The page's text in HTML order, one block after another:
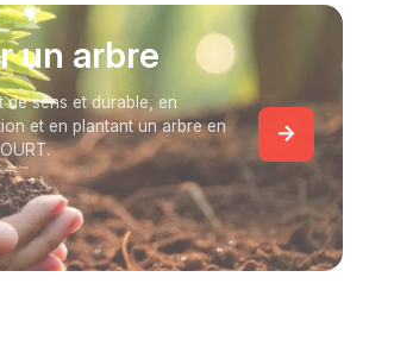
un arbre
de sens et durable, en
et en plantant un arbre en